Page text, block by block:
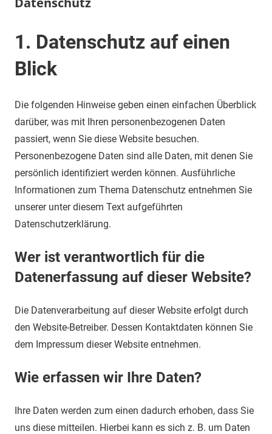
1. Datenschutz auf einen
Blick
Die folgenden Hinweise geben einen einfachen Überblick
darüber, was mit Ihren personenbezogenen Daten
passiert, wenn Sie diese Website besuchen.
Personenbezogene Daten sind alle Daten, mit denen Sie
persönlich identifiziert werden können. Ausführliche
Informationen zum Thema Datenschutz entnehmen Sie
unserer unter diesem Text aufgeführten
Datenschutzerklärung.
Wer ist verantwortlich für die
Datenerfassung auf dieser Website?
Die Datenverarbeitung auf dieser Website erfolgt durch
den Website-Betreiber. Dessen Kontaktdaten können Sie
dem Impressum dieser Website entnehmen.
Wie erfassen wir Ihre Daten?
Ihre Daten werden zum einen dadurch erhoben, dass Sie
uns diese mitteilen. Hierbei kann es sich z. B. um Daten